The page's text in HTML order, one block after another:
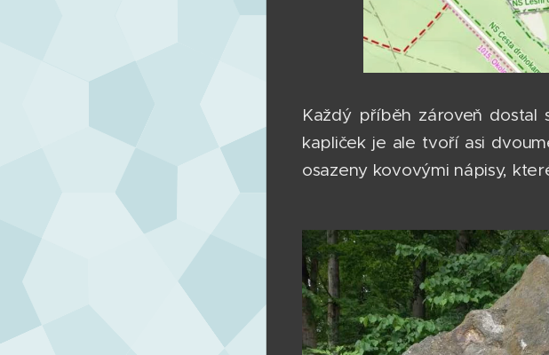
Každý příběh zároveň dostal
kapliček je ale tvoří asi
osazeny kovovými nápisy,